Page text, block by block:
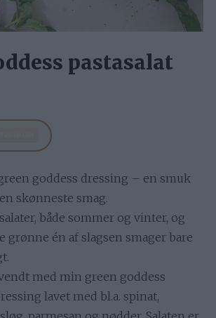
pastasalat
goddess dressing – en smuk
skønneste smag.
både sommer og vinter, og
én af slagsen smager bare
med min green goddess
lavet med bl.a. spinat,